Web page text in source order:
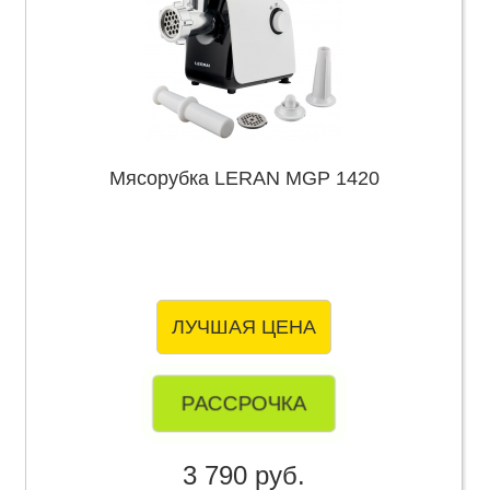
Мясорубка LERAN MGP 1420
ЛУЧШАЯ ЦЕНА
РАССРОЧКА
3 790 руб.